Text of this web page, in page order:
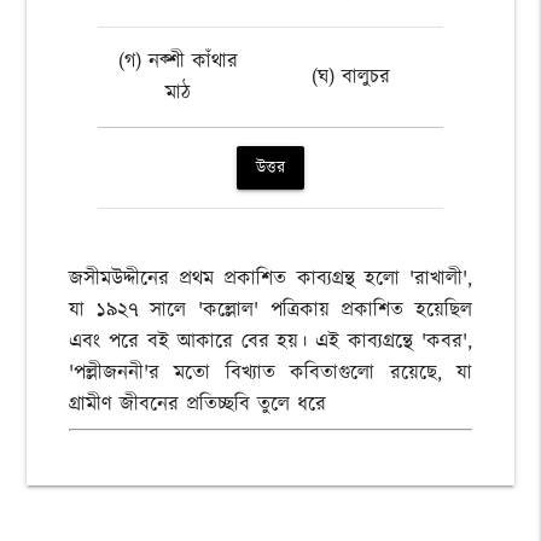
(গ) নক্শী কাঁথার
মাঠ
(ঘ) বালুচর
উত্তর
জসীমউদ্দীনের প্রথম প্রকাশিত কাব্যগ্রন্থ হলো 'রাখালী',
যা ১৯২৭ সালে 'কল্লোল' পত্রিকায় প্রকাশিত হয়েছিল
এবং পরে বই আকারে বের হয়। এই কাব্যগ্রন্থে 'কবর',
'পল্লীজননী'র মতো বিখ্যাত কবিতাগুলো রয়েছে, যা
গ্রামীণ জীবনের প্রতিচ্ছবি তুলে ধরে